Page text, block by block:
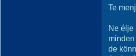
Te
Ne élje
de